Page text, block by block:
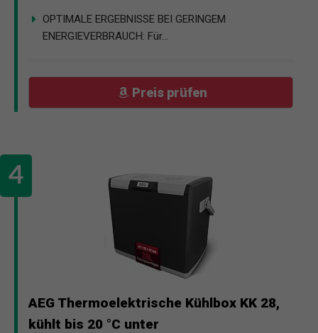
OPTIMALE ERGEBNISSE BEI GERINGEM
ENERGIEVERBRAUCH: Für...
Preis prüfen
AEG Thermoelektrische Kühlbox KK 28,
kühlt bis 20 °C unter